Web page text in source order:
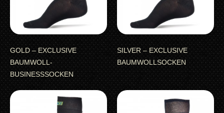
GOLD – EXCLUSIVE
BAUMWOLL-
BUSINESSSOCKEN
SILVER – EXCLUSIVE
BAUMWOLLSOCKEN